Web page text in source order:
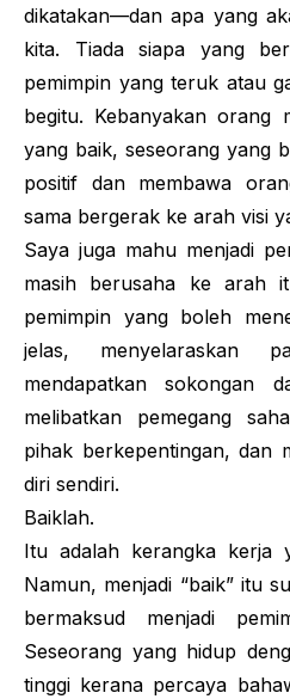
dikatakan—dan apa yang
kita. Tiada siapa yang
pemimpin yang teruk atau
begitu. Kebanyakan orang
yang baik, seseorang yang
positif dan membawa
sama bergerak ke arah visi
Saya juga mahu menjadi
masih berusaha ke arah
pemimpin yang boleh
jelas, menyelaraskan
mendapatkan sokongan
melibatkan pemegang
pihak berkepentingan, dan
diri sendiri.
Baiklah.
Itu adalah kerangka kerja
Namun, menjadi “baik” itu
bermaksud menjadi
Seseorang yang hidup
tinggi kerana percaya